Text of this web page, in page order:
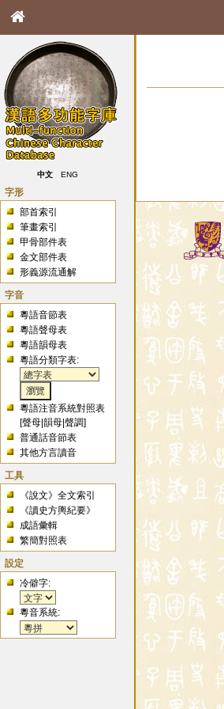
中文 ENG
字形
部首索引
筆畫索引
甲骨部件表
金文部件表
形義源流通解
字音
粵語音節表
粵語聲母表
粵語韻母表
粵語分類字表:
粵語注音系統對照表
[聲母 |韻母 |聲調]
普通話音節表
其他方言讀音
工具
《說文》全文索引
《讀史方輿紀要》
成語彙輯
繁簡對照表
設定
冷僻字:
粵音系統: